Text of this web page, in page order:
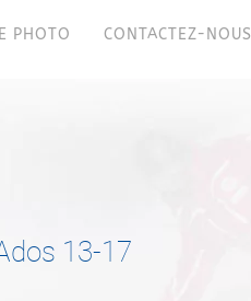
PHOTO CONTACTEZ-NOUS
13-17